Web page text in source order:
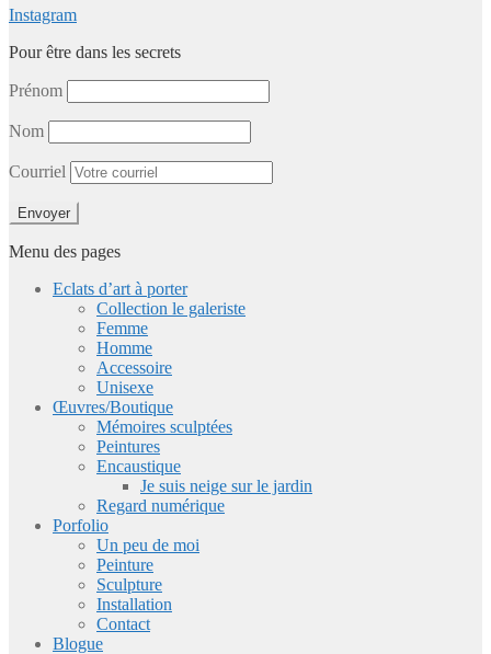
Instagram
Pour être dans les secrets
Prénom
Nom
Courriel
Menu des pages
Eclats d’art à porter
Collection le galeriste
Femme
Homme
Accessoire
Unisexe
Œuvres/Boutique
Mémoires sculptées
Peintures
Encaustique
Je suis neige sur le jardin
Regard numérique
Porfolio
Un peu de moi
Peinture
Sculpture
Installation
Contact
Blogue